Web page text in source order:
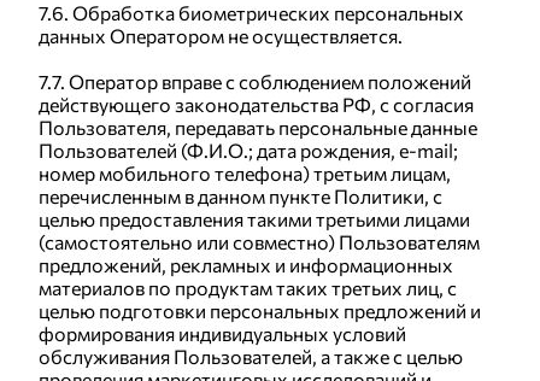
7.6. Обработка биометрических персональных
данных Оператором не осуществляется.
7.7. Оператор вправе с соблюдением положений
действующего законодательства РФ, с согласия
Пользователя, передавать персональные данные
Пользователей (Ф.И.О.; дата рождения, e-mail;
номер мобильного телефона) третьим лицам,
перечисленным в данном пункте Политики, с
целью предоставления такими третьими лицами
(самостоятельно или совместно) Пользователям
предложений, рекламных и информационных
материалов по продуктам таких третьих лиц, с
целью подготовки персональных предложений и
формирования индивидуальных условий
обслуживания Пользователей, а также с целью